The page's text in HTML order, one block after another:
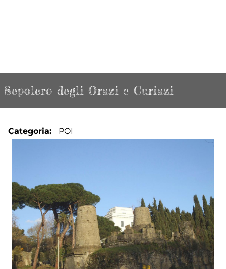
Sepolcro degli Orazi e Curiazi
Categoria POI